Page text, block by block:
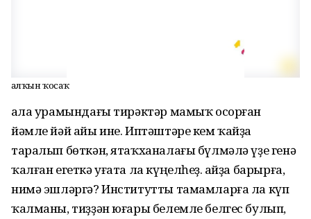
Һалҡын ҡосаҡ
Ҡала урамындағы тирәктәр мамыҡ осорған
йәмле йәй айы ине. Иптәштәре кем ҡайҙа
таралып бөткән, ятаҡха­налағы бүлмәлә үҙе генә
ҡалған егеткә уғата ла күңелһеҙ. Ҡайҙа барырға,
нимә эшләргә? Институтты тамамларға ла күп
ҡалманы, тиҙҙән юғары белемле белгес булып,